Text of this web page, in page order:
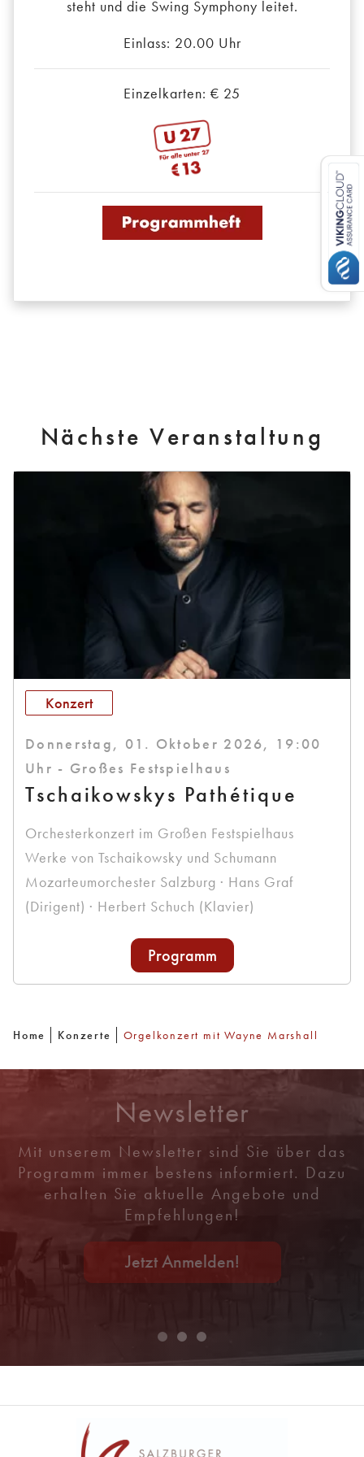
steht und die Swing Symphony leitet.
Einlass: 20.00 Uhr
Einzelkarten: € 25
Nächste Veranstaltung
Konzert
Donnerstag, 01. Oktober 2026, 19:00
Uhr - Großes Festspielhaus
Tschaikowskys Pathétique
Orchesterkonzert im Großen Festspielhaus
Werke von Tschaikowsky und Schumann
Mozarteumorchester Salzburg · Hans Graf
(Dirigent) · Herbert Schuch (Klavier)
Programm
Home Konzerte Orgelkonzert mit Wayne Marshall
Newsletter
Mit unserem Newsletter sind Sie über das
Programm immer bestens informiert. Dazu
erhalten Sie aktuelle Angebote und
Empfehlungen!
Jetzt Anmelden!